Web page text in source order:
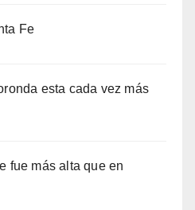
Fe
esta cada vez más
fue más alta que en